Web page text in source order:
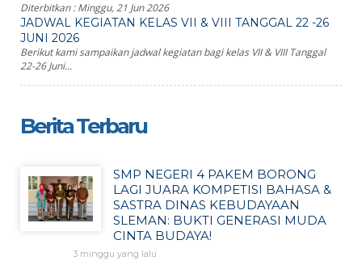
Diterbitkan :Minggu, 21 Jun 2026
JADWAL KEGIATAN KELAS VII & VIII TANGGAL 22 -26
JUNI 2026
Berikut kami sampaikan jadwal kegiatan bagi kelas VII & VIII Tanggal
22-26 Juni...
Berita Terbaru
SMP NEGERI 4 PAKEM BORONG
LAGI JUARA KOMPETISI BAHASA &
SASTRA DINAS KEBUDAYAAN
SLEMAN: BUKTI GENERASI MUDA
CINTA BUDAYA!
3 minggu yang lalu